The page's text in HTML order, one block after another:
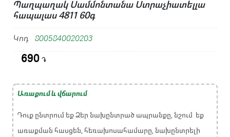
Պաղպաղակ Սամմոնտանա Ստրաչիատելլա
հապալաս 4811 60գ
Կոդ 8005840020203
690 ֏
Առաքում և վճարում
Դուք ընտրում եք Ձեր նախընտրած ապրանքը, նշում եք
առաքման հասցեն, հեռախոսահամարը, նախընտրելի